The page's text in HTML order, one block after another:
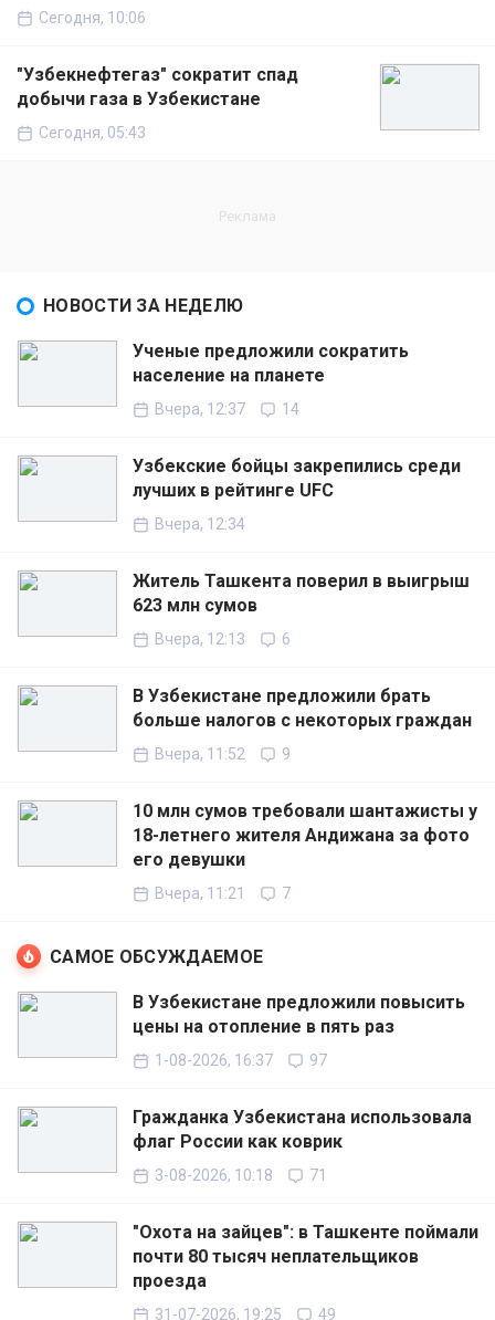
Сегодня, 10:06
"Узбекнефтегаз" сократит спад
добычи газа в Узбекистане
Сегодня, 05:43
НОВОСТИ ЗА НЕДЕЛЮ
Ученые предложили сократить
население на планете
Вчера, 12:37 14
Узбекские бойцы закрепились среди
лучших в рейтинге UFC
Вчера, 12:34
Житель Ташкента поверил в выигрыш
623 млн сумов
Вчера, 12:13 6
В Узбекистане предложили брать
больше налогов с некоторых граждан
Вчера, 11:52 9
10 млн сумов требовали шантажисты у
18-летнего жителя Андижана за фото
его девушки
Вчера, 11:21 7
САМОЕ ОБСУЖДАЕМОЕ
В Узбекистане предложили повысить
цены на отопление в пять раз
1-08-2026, 16:37 97
Гражданка Узбекистана использовала
флаг России как коврик
3-08-2026, 10:18 71
"Охота на зайцев": в Ташкенте поймали
почти 80 тысяч неплательщиков
проезда
31-07-2026, 19:25 49